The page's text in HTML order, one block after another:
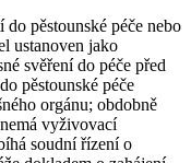
pěstounské péče nebo
ustanoven jako
svěření do péče před
pěstounské péče
orgánu; obdobně
vyživovací
soudní řízení o